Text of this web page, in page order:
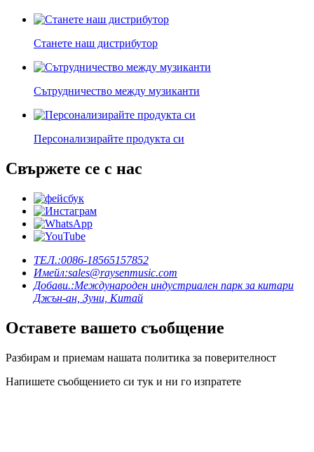
Станете наш дистрибутор
Сътрудничество между музиканти
Персонализирайте продукта си
Свържете се с нас
ТЕЛ.:0086-18565157852
Имейл:sales@raysenmusic.com
Добави.:Международен индустриален парк за китари
Джън-ан, Зуни, Китай
Оставете вашето съобщение
Разбирам и приемам нашата политика за поверителност
Напишете съобщението си тук и ни го изпратете